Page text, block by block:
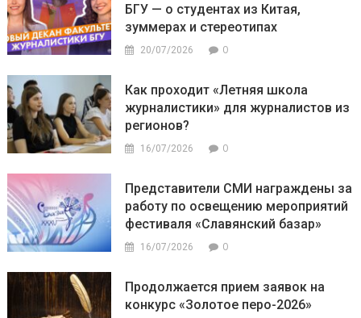
БГУ — о студентах из Китая,
зуммерах и стереотипах
20/07/2026 0
Как проходит «Летняя школа
журналистики» для журналистов из
регионов?
16/07/2026 0
Представители СМИ награждены за
работу по освещению мероприятий
фестиваля «Славянский базар»
16/07/2026 0
Продолжается прием заявок на
конкурс «Золотое перо-2026»